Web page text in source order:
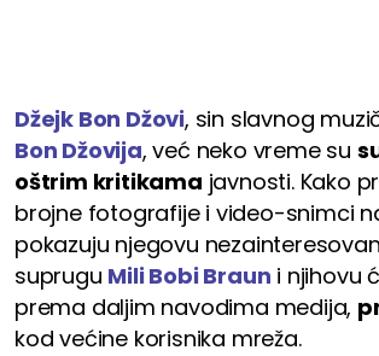
Džejk Bon Džovi, sin slavnog
Bon Džovija, već neko vreme su
oštrim kritikama javnosti. Kako
brojne fotografije i video-snimci
pokazuju njegovu
suprugu Mili Bobi Braun i njihovu
prema daljim navodima medija,
kod većine korisnika mreža.